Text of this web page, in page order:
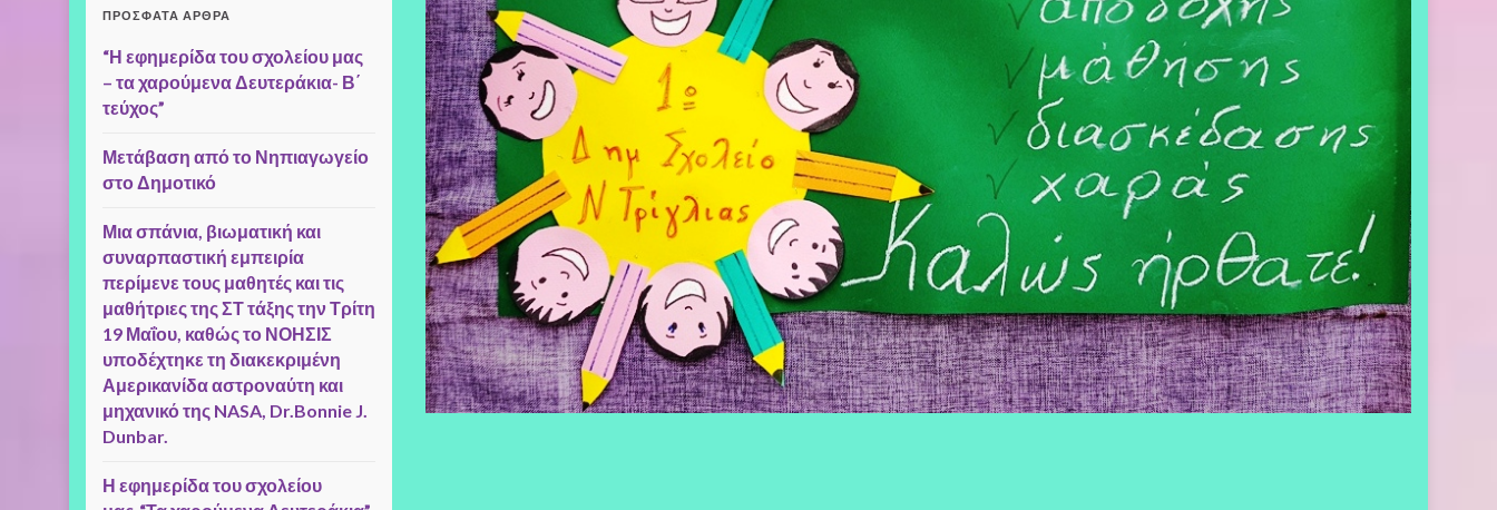
ΠΡΌΣΦΑΤΑ ΆΡΘΡΑ
“Η εφημερίδα του σχολείου μας
– τα χαρούμενα Δευτεράκια- Β΄
τεύχος”
Μετάβαση από το Νηπιαγωγείο
στο Δημοτικό
Μια σπάνια, βιωματική και
συναρπαστική εμπειρία
περίμενε τους μαθητές και τις
μαθήτριες της ΣΤ τάξης την Τρίτη
19 Μαΐου, καθώς το ΝΟΗΣΙΣ
υποδέχτηκε τη διακεκριμένη
Αμερικανίδα αστροναύτη και
μηχανικό της NASA, Dr.Bonnie J.
Dunbar.
Η εφημερίδα του σχολείου